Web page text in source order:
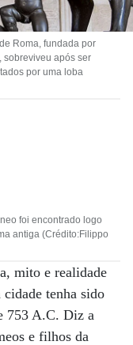
Roma, fundada por
sobreviveu após ser
por uma loba
foi encontrado logo
antiga (Crédito:Filippo
mito e realidade
cidade tenha sido
753 A.C. Diz a
e filhos da